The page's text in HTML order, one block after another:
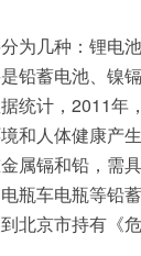
为几种：锂电
铅蓄电池、镍
统计，2011
和人体健康产生
属镉和铅，需
瓶车电瓶等铅
北京市持有《